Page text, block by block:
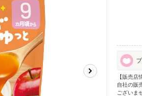
【販売店
自社の販
ございま